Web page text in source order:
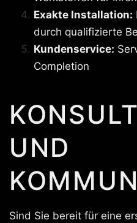
Exakte Installation:
durch qualifizierte
Kundenservice:
Completion
UND
Sind Sie bereit für eine